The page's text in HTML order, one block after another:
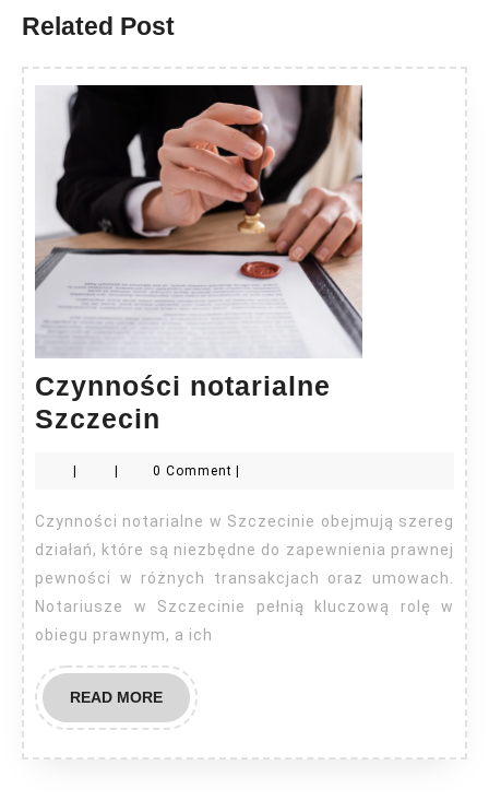
Related Post
Czynności notarialne
Szczecin
Szczecin
0 Comment
Czynności notarialne w Szczecinie obejmują szereg
działań, które są niezbędne do zapewnienia prawnej
pewności w różnych transakcjach oraz umowach.
Notariusze w Szczecinie pełnią kluczową rolę w
obiegu prawnym, a ich
READ MOREREAD
MORE